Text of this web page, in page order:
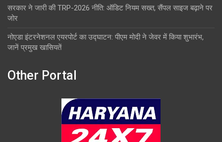
सरकार ने जारी की TRP-2026 नीति: ऑडिट नियम सख्त, सैंपल साइज बढ़ाने पर
जोर
नोएडा इंटरनेशनल एयरपोर्ट का उद्घाटन: पीएम मोदी ने जेवर में किया शुभारंभ,
जानें प्रमुख खासियतें
Other Portal